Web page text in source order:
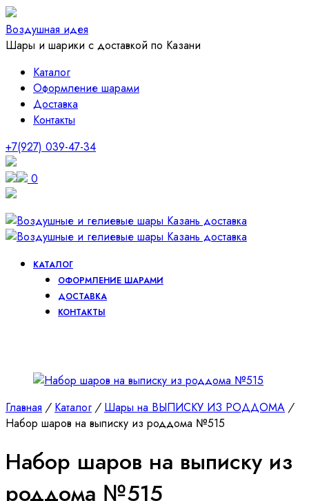
Воздушная идея
Шары и шарики с доставкой по Казани
Каталог
Оформление шарами
Доставка
Контакты
+7(927) 039-47-34
0
КАТАЛОГ
ОФОРМЛЕНИЕ ШАРАМИ
ДОСТАВКА
КОНТАКТЫ
Главная / Каталог / Шары на ВЫПИСКУ ИЗ РОДДОМА /
Набор шаров на выписку из роддома №515
Набор шаров на выписку из
роддома №515